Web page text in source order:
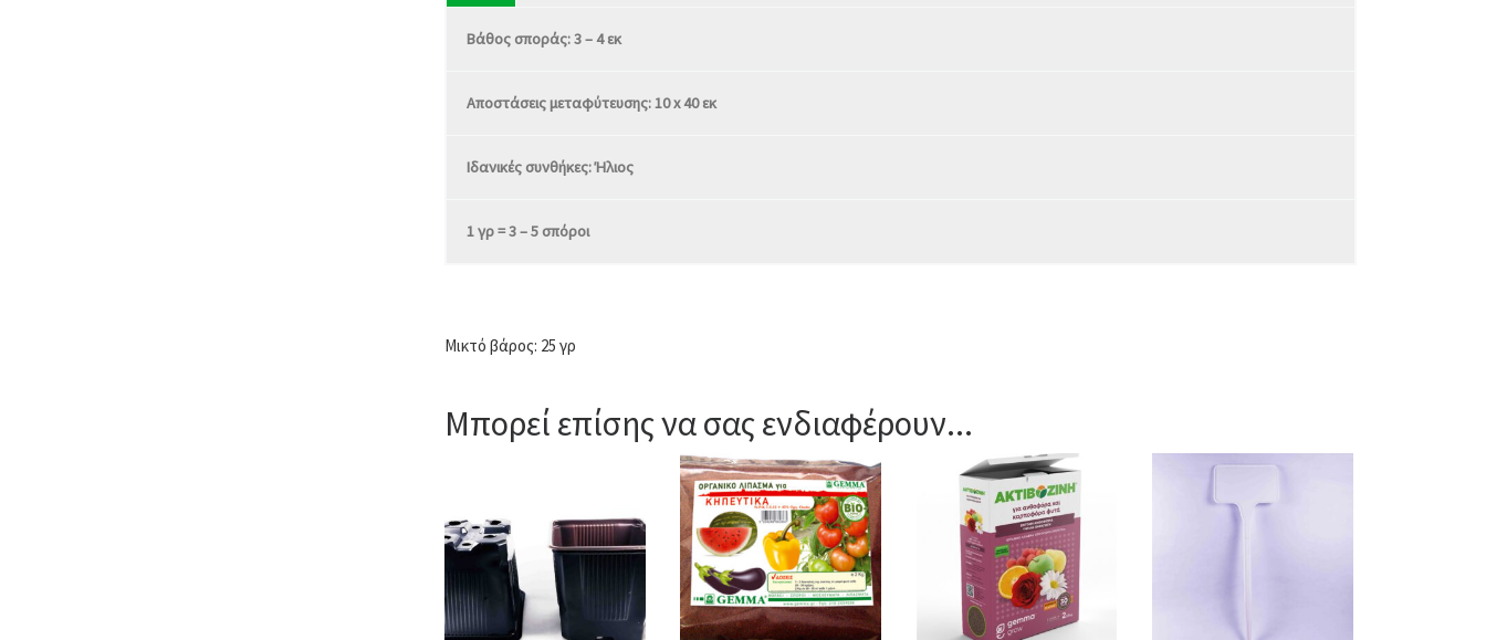
Βάθος σποράς: 3 – 4 εκ
Αποστάσεις μεταφύτευσης: 10 x 40 εκ
Ιδανικές συνθήκες: Ήλιος
1 γρ = 3 – 5 σπόροι
Μικτό βάρος: 25 γρ
Μπορεί επίσης να σας ενδιαφέρουν...